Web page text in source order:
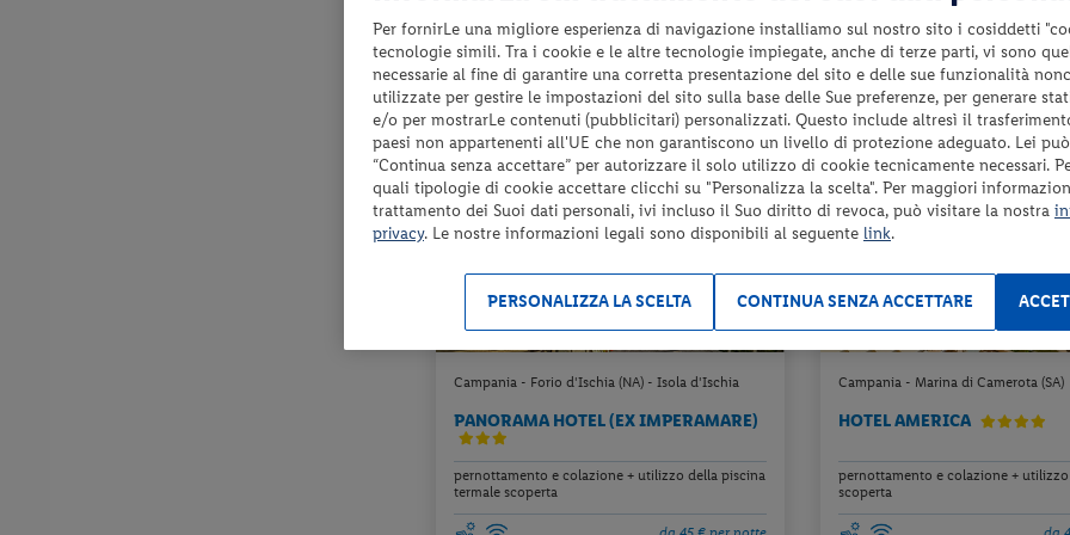
Check-in
dal 17/08/26
al 29/11/26
da 49 €
45 €
a persona per 1 notte
Check-in
dal 17/08/26
al 29/11/26
a
LAST MINUTE
Campania - Forio d'Ischia (NA) - Isola d'Ischia
PANORAMA HOTEL (EX IMPERAMARE)
pernottamento e colazione + utilizzo della piscina
termale scoperta
LAST MINUTE 5%
Campania - Marina di Camerota (SA)
HOTEL AMERICA
pernottamento e colazione +
scoperta
Per fornirLe una migliore esperienza di navigazione installiamo sul nostro sito i cosiddetti
tecnologie simili. Tra i cookie e le altre tecnologie impiegate, anche di terze parti, vi sono
necessarie al fine di garantire una corretta presentazione del sito e delle sue funzionalità
utilizzate per gestire le impostazioni del sito sulla base delle Sue preferenze, per generare
e/o per mostrarLe contenuti (pubblicitari) personalizzati. Questo include altresì il
paesi non appartenenti all'UE che non garantiscono un livello di protezione adeguato. Lei
“Continua senza accettare” per autorizzare il solo utilizzo di cookie tecnicamente necessari.
quali tipologie di cookie accettare clicchi su "Personalizza la scelta". Per maggiori
trattamento dei Suoi dati personali, ivi incluso il Suo diritto di revoca, può visitare la nostra
privacy. Le nostre informazioni legali sono disponibili al seguente link.
CONTINUA SENZA ACCETTARE
PERSONALIZZA LA SCELTA